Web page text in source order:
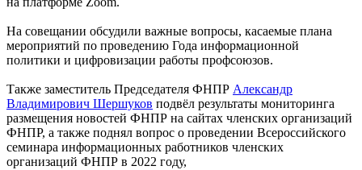
На совещании обсудили важные вопросы, касаемые плана
мероприятий по проведению Года информационной
политики и цифровизации работы профсоюзов.
Также заместитель Председателя ФНПР Александр
Владимирович Шершуков подвёл результаты мониторинга
размещения новостей ФНПР на сайтах членских организаций
ФНПР, а также поднял вопрос о проведении Всероссийского
семинара информационных работников членских
организаций ФНПР в 2022 году,